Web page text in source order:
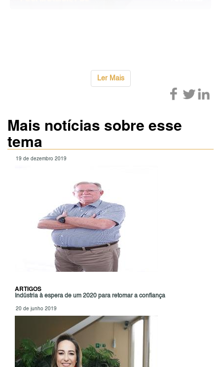
Ler Mais
Mais notícias sobre esse
tema
19 de dezembro 2019
ARTIGOS
Indústria à espera de um 2020 para retomar a confiança
20 de junho 2019